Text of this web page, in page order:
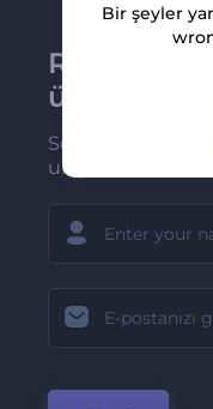
üye olun
Son haber ve
ulaşsın
Bir şeyler